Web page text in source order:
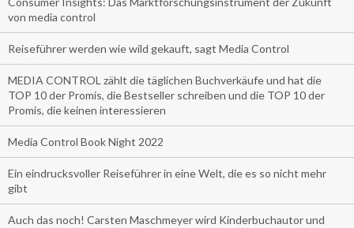
von media control
Reiseführer werden wie wild gekauft, sagt Media Control
MEDIA CONTROL zählt die täglichen Buchverkäufe und hat die
TOP 10 der Promis, die Bestseller schreiben und die TOP 10 der
Promis, die keinen interessieren
Media Control Book Night 2022
Ein eindrucksvoller Reiseführer in eine Welt, die es so nicht mehr
gibt
Auch das noch! Carsten Maschmeyer wird Kinderbuchautor und